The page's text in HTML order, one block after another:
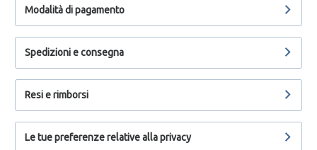
Modalità di pagamento
Spedizioni e consegna
Resi e rimborsi
Le tue preferenze relative alla privacy